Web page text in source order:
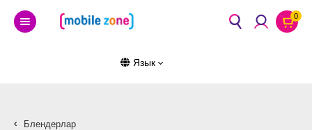
0
Язык
Блендерлар